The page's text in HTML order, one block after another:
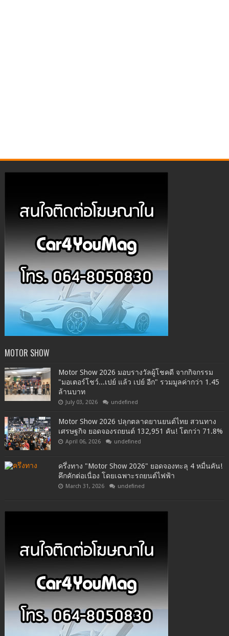
MOTOR SHOW
Motor Show 2026 มอบรางวัลผู้โชคดี จากกิจกรรม
"มอเตอร์โชว์...เปย์ แล้ว เปย์ อีก" รวมมูลค่ากว่า 1.45
ล้านบาท
July 03, 2026 undefined
Motor Show 2026 ปลุกตลาดยานยนต์ไทย สวนทาง
เศรษฐกิจ ยอดจองรถยนต์ 132,951 คัน! โตกว่า 71.8%
April 06, 2026 undefined
ครึ่งทาง "Motor Show 2026" ยอดจองทะลุ 4 หมื่นคัน!
คึกคักต่อเนื่อง โดยเฉพาะรถยนต์ไฟฟ้า
March 31, 2026 undefined